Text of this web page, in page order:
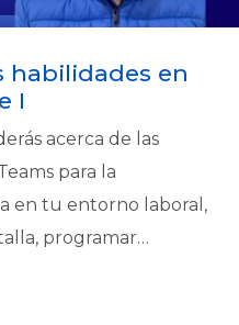
interpretar resultados y
habilidades en
I
acerca de las
para la
en tu entorno laboral,
programar
equipos o canales.
los conceptos básicos